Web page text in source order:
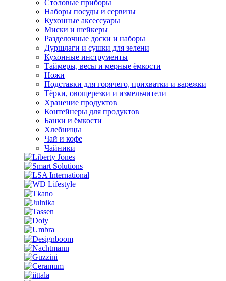
Столовые приборы
Наборы посуды и сервизы
Кухонные аксессуары
Миски и шейкеры
Разделочные доски и наборы
Дуршлаги и сушки для зелени
Кухонные инструменты
Таймеры, весы и мерные ёмкости
Ножи
Подставки для горячего, прихватки и варежки
Тёрки, овощерезки и измельчители
Хранение продуктов
Контейнеры для продуктов
Банки и ёмкости
Хлебницы
Чай и кофе
Чайники